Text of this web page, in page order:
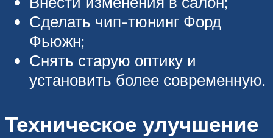
Сделать чип-тюнинг Форд
Фьюжн;
Снять старую оптику и
установить более современную.
Техническое улучшение